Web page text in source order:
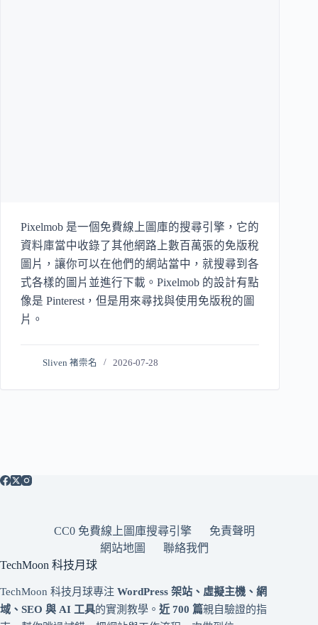
Pixelmob 是一個免費線上圖庫的搜尋引擎，它的
資料庫當中收錄了其他網路上數百萬張的免版稅
圖片，讓你可以在他們的網站當中，就搜尋到各
式各樣的圖片並進行下載。Pixelmob 的設計有點
像是 Pinterest，但是用來尋找與使用免版稅的圖
片。
Sliven 褚崇名 2026-07-28
CC0 免費線上圖庫搜尋引擎
免責聲明
網站地圖
聯絡我們
TechMoon 科技月球
TechMoon 科技月球專注 WordPress 架站、虛擬主機、網
域、SEO 與 AI 工具的實測教學。 近 700 篇親自驗證的指